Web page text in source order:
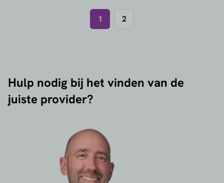
1 2
Hulp nodig bij het vinden van de
juiste provider?